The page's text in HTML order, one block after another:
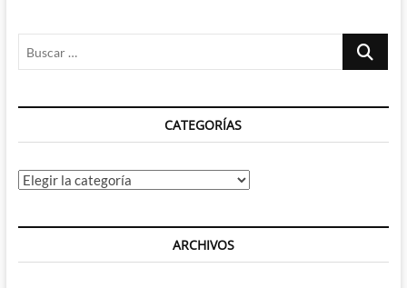
ultima
2º
Buscar
CATEGORÍAS
Categorías
ARCHIVOS